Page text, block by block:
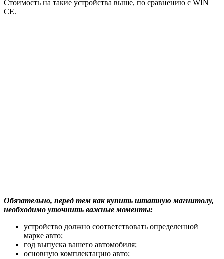
Стоимость на такие устройства выше, по сравнению с WIN
CE.
Обязательно, перед тем как купить штатную магнитолу,
необходимо уточнить важные моменты:
устройство должно соответствовать определенной
марке авто;
год выпуска вашего автомобиля;
основную комплектацию авто;